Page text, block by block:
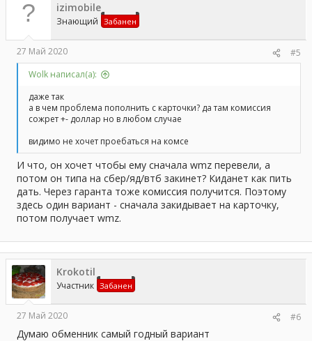
izimobile
Знающий Забанен
27 Май 2020
#5
Wolk написал(а):
даже так
а в чем проблема пополнить с карточки? да там комиссия
сожрет +- доллар но в любом случае
видимо не хочет проебаться на комсе
И что, он хочет чтобы ему сначала wmz перевели, а
потом он типа на сбер/яд/втб закинет? Киданет как пить
дать. Через гаранта тоже комиссия получится. Поэтому
здесь один вариант - сначала закидывает на карточку,
потом получает wmz.
Krokotil
Участник Забанен
27 Май 2020 #6
Думаю обменник самый годный вариант